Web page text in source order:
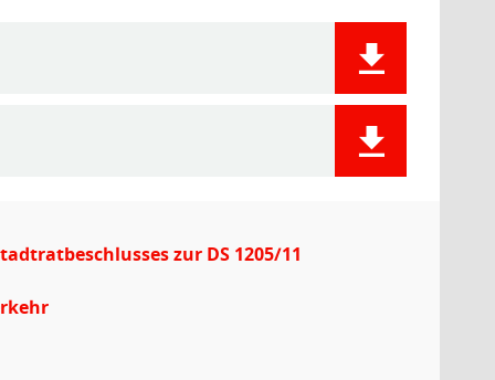
zur DS 1205/11